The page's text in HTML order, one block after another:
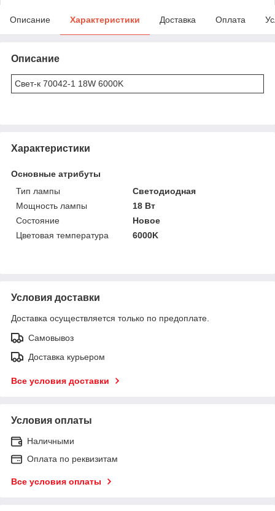
Описание Характеристики Доставка Оплата
Описание
Свет-к 70042-1 18W 6000K
Характеристики
Основные атрибуты
Тип лампы
Светодиодная
Мощность лампы
18 Вт
Состояние
Новое
Цветовая температура
6000K
Условия доставки
Доставка осуществляется только по предоплате.
Самовывоз
Доставка курьером
Все условия доставки
Условия оплаты
Наличными
Оплата по реквизитам
Все условия оплаты